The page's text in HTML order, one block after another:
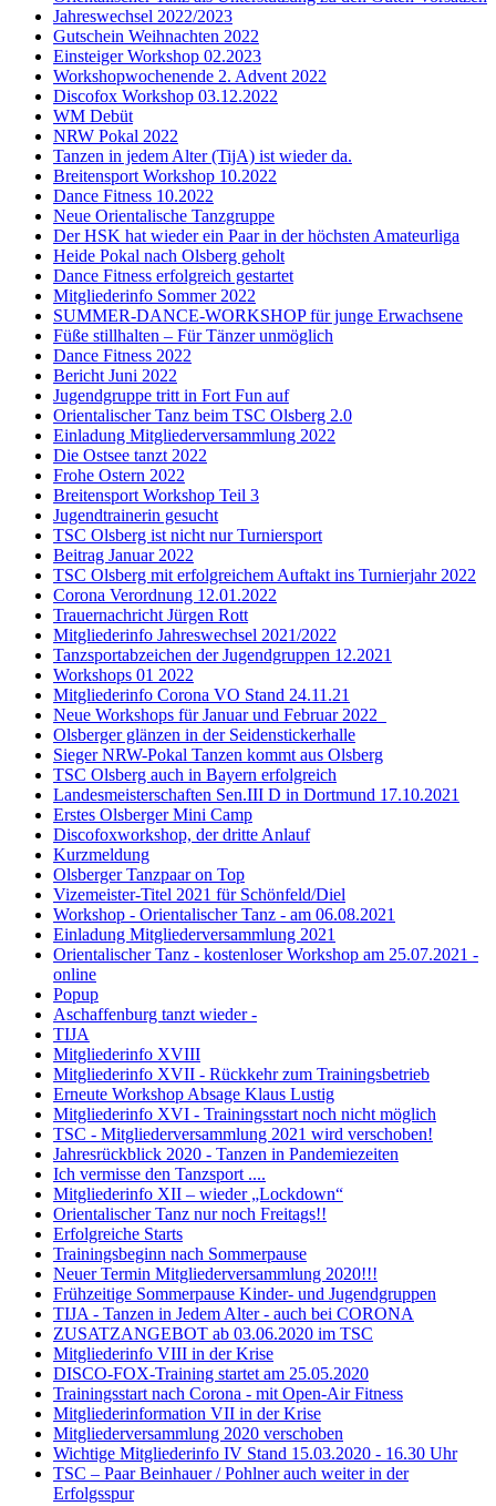
Jahreswechsel 2022/2023
Gutschein Weihnachten 2022
Einsteiger Workshop 02.2023
Workshopwochenende 2. Advent 2022
Discofox Workshop 03.12.2022
WM Debüt
NRW Pokal 2022
Tanzen in jedem Alter (TijA) ist wieder da.
Breitensport Workshop 10.2022
Dance Fitness 10.2022
Neue Orientalische Tanzgruppe
Der HSK hat wieder ein Paar in der höchsten Amateurliga
Heide Pokal nach Olsberg geholt
Dance Fitness erfolgreich gestartet
Mitgliederinfo Sommer 2022
SUMMER-DANCE-WORKSHOP für junge Erwachsene
Füße stillhalten – Für Tänzer unmöglich
Dance Fitness 2022
Bericht Juni 2022
Jugendgruppe tritt in Fort Fun auf
Orientalischer Tanz beim TSC Olsberg 2.0
Einladung Mitgliederversammlung 2022
Die Ostsee tanzt 2022
Frohe Ostern 2022
Breitensport Workshop Teil 3
Jugendtrainerin gesucht
TSC Olsberg ist nicht nur Turniersport
Beitrag Januar 2022
TSC Olsberg mit erfolgreichem Auftakt ins Turnierjahr 2022
Corona Verordnung 12.01.2022
Trauernachricht Jürgen Rott
Mitgliederinfo Jahreswechsel 2021/2022
Tanzsportabzeichen der Jugendgruppen 12.2021
Workshops 01 2022
Mitgliederinfo Corona VO Stand 24.11.21
Neue Workshops für Januar und Februar 2022
Olsberger glänzen in der Seidenstickerhalle
Sieger NRW-Pokal Tanzen kommt aus Olsberg
TSC Olsberg auch in Bayern erfolgreich
Landesmeisterschaften Sen.III D in Dortmund 17.10.2021
Erstes Olsberger Mini Camp
Discofoxworkshop, der dritte Anlauf
Kurzmeldung
Olsberger Tanzpaar on Top
Vizemeister-Titel 2021 für Schönfeld/Diel
Workshop - Orientalischer Tanz - am 06.08.2021
Einladung Mitgliederversammlung 2021
Orientalischer Tanz - kostenloser Workshop am 25.07.2021 -
online
Popup
Aschaffenburg tanzt wieder -
TIJA
Mitgliederinfo XVIII
Mitgliederinfo XVII - Rückkehr zum Trainingsbetrieb
Erneute Workshop Absage Klaus Lustig
Mitgliederinfo XVI - Trainingsstart noch nicht möglich
TSC - Mitgliederversammlung 2021 wird verschoben!
Jahresrückblick 2020 - Tanzen in Pandemiezeiten
Ich vermisse den Tanzsport ....
Mitgliederinfo XII – wieder „Lockdown“
Orientalischer Tanz nur noch Freitags!!
Erfolgreiche Starts
Trainingsbeginn nach Sommerpause
Neuer Termin Mitgliederversammlung 2020!!!
Frühzeitige Sommerpause Kinder- und Jugendgruppen
TIJA - Tanzen in Jedem Alter - auch bei CORONA
ZUSATZANGEBOT ab 03.06.2020 im TSC
Mitgliederinfo VIII in der Krise
DISCO-FOX-Training startet am 25.05.2020
Trainingsstart nach Corona - mit Open-Air Fitness
Mitgliederinformation VII in der Krise
Mitgliederversammlung 2020 verschoben
Wichtige Mitgliederinfo IV Stand 15.03.2020 - 16.30 Uhr
TSC – Paar Beinhauer / Pohlner auch weiter in der
Erfolgsspur